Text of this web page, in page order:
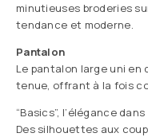
minutieuses broderies
tendance et moderne.
Pantalon
Le pantalon large uni
tenue, offrant à la fois
“Basics”, l’élégance
Des silhouettes aux